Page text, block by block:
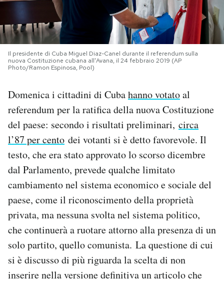
PODCAST
NEWSLETTER
CALENDARIO
AREA PERSONALE
Area Personale
Newsletter
Notifiche mobile
Regala il Post
Hai bisogno di aiuto?
Il presidente di Cuba Miguel Diaz-Canel durante il referendum sulla
nuova Costituzione cubana all'Avana, il 24 febbraio 2019 (AP
Photo/Ramon Espinosa, Pool)
Domenica i cittadini di Cubahanno votatoal
referendum per la ratifica della nuova Costituzione
del paese: secondo i risultati preliminari, circa
l’87 per cento dei votanti si è detto favorevole. Il
testo, che era stato approvato lo scorso dicembre
dal Parlamento, prevede qualche limitato
cambiamento nel sistema economico e sociale del
paese, come il riconoscimento della proprietà
privata, ma nessuna svolta nel sistema politico,
che continuerà a ruotare attorno alla presenza di un
solo partito, quello comunista. La questione di cui
si è discusso di più riguarda la scelta di non
inserire nella versione definitiva un articolo che